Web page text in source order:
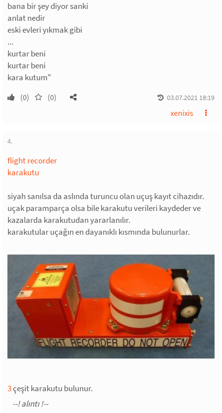
bana bir şey diyor sanki
anlat nedir
eski evleri yıkmak gibi
...
kurtar beni
kurtar beni
kara kutum"
(0) (0) 03.07.2021 18:19
xenixis
4.
flight recorder
karakutu
siyah sanılsa da aslında turuncu olan uçuş kayıt cihazıdır.
uçak paramparça olsa bile karakutu verileri kaydeder ve
kazalarda karakutudan yararlanılır.
karakutular uçağın en dayanıklı kısmında bulunurlar.
3çeşit karakutu bulunur.